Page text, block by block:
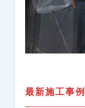
最新施工事例